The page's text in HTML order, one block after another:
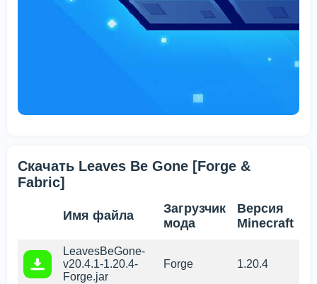
Скачать Leaves Be Gone [Forge &
Fabric]
Имя файла
Загрузчик
мода
Версия
Minecraft
LeavesBeGone-
v20.4.1-1.20.4-
Forge.jar
Forge 1.20.4